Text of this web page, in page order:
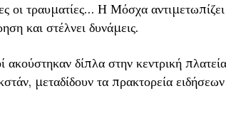
οι τραυματίες… Η Μόσχα
και στέλνει δυνάμεις.
δίπλα στην κεντρική
μεταδίδουν τα πρακτορεία